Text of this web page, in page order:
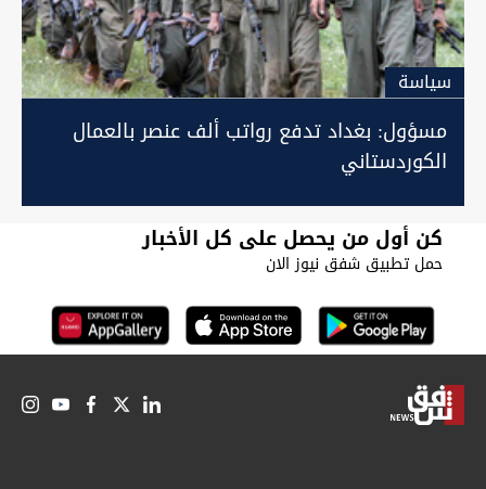
سیاسة
مسؤول: بغداد تدفع رواتب ألف عنصر بالعمال
الكوردستاني
كن أول من يحصل على كل الأخبار
حمل تطبيق شفق نيوز الان